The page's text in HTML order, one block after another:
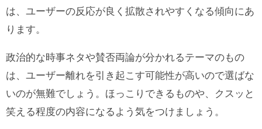
は、ユーザーの反応が良く拡散されやすくなる傾向にあ
ります。
政治的な時事ネタや賛否両論が分かれるテーマのもの
は、ユーザー離れを引き起こす可能性が高いので選ばな
いのが無難でしょう。ほっこりできるものや、クスッと
笑える程度の内容になるよう気をつけましょう。